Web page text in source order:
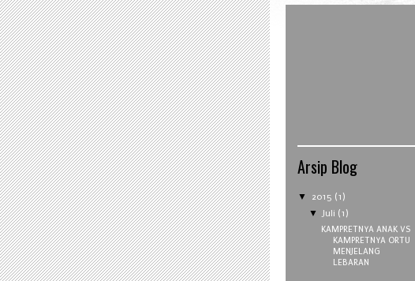
Arsip Blog
▼ 2015 (1)
▼Juli (1)
KAMPRETNYA ANAK VS
KAMPRETNYA ORTU
MENJELANG
LEBARAN